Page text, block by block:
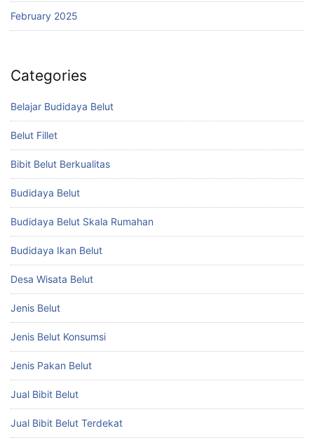
February 2025
Categories
Belajar Budidaya Belut
Belut Fillet
Bibit Belut Berkualitas
Budidaya Belut
Budidaya Belut Skala Rumahan
Budidaya Ikan Belut
Desa Wisata Belut
Jenis Belut
Jenis Belut Konsumsi
Jenis Pakan Belut
Jual Bibit Belut
Jual Bibit Belut Terdekat